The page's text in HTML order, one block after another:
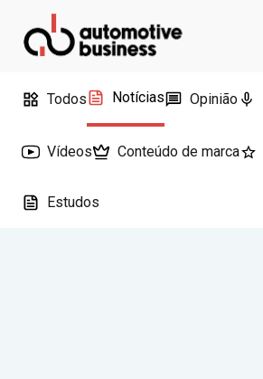
Todos Notícias Opinião
Vídeos Conteúdo de marca
Estudos